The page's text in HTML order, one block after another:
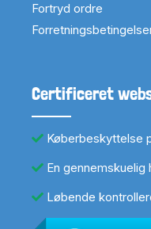
Fortryd ordre
Certificeret
Køberbeskyttelse
En gennemskuelig
Løbende